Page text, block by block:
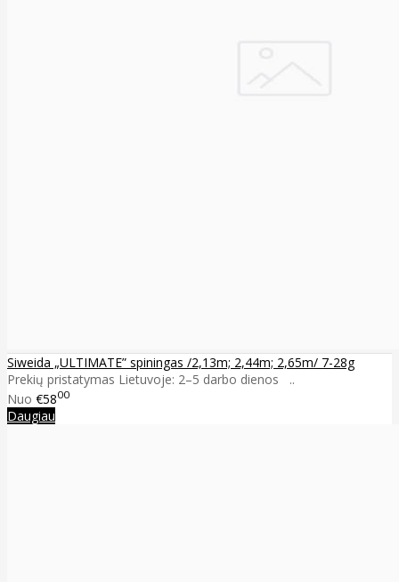
Siweida „ULTIMATE” spiningas /2,13m; 2,44m; 2,65m/ 7-28g
Prekių pristatymas Lietuvoje: 2–5 darbo dienos ..
Nuo €5800
Daugiau